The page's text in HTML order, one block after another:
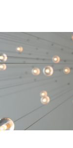
innovation_webinar